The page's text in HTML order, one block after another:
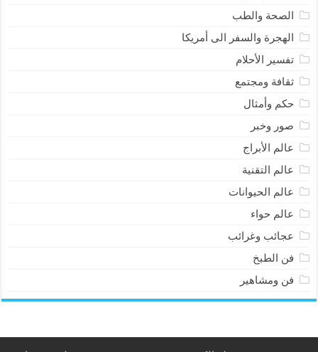
الصحة والطب
الهجرة والسفر الى أمريكا
تفسير الأحلام
ثقافة ومجتمع
حكم وأمثال
صور وخبر
عالم الأبراج
عالم التقنية
عالم الحيوانات
عالم حواء
عجائب وغرائب
فن الطبخ
فن ومشاهير